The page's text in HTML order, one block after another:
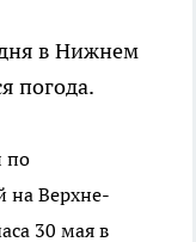
в Нижнем
погода.
по
на Верхне-
30 мая в